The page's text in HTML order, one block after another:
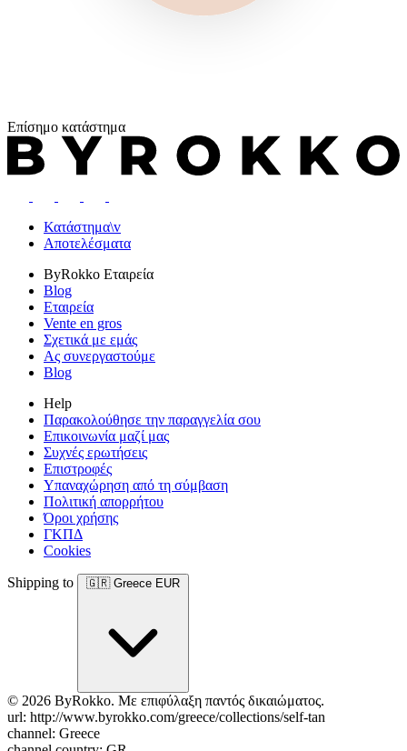
Επίσημο κατάστημα
Κατάστημα\v
Αποτελέσματα
ByRokko Εταιρεία
Blog
Εταιρεία
Vente en gros
Σχετικά με εμάς
Ας συνεργαστούμε
Blog
Help
Παρακολούθησε την παραγγελία σου
Επικοινωνία μαζί μας
Συχνές ερωτήσεις
Επιστροφές
Υπαναχώρηση από τη σύμβαση
Πολιτική απορρήτου
Όροι χρήσης
ΓΚΠΔ
Cookies
Shipping to 🇬🇷 Greece EUR
© 2026 ByRokko. Με επιφύλαξη παντός δικαιώματος.
url: http://www.byrokko.com/greece/collections/self-tan
channel: Greece